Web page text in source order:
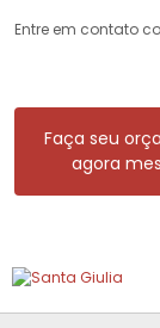
Entre em contato
Faça seu
agora